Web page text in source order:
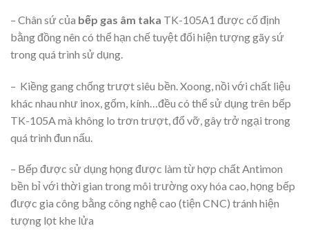
– Chân sứ của bếp gas âm taka TK-105A1 được cố định
bằng đồng nên có thể hạn chế tuyệt đối hiện tượng gãy sứ
trong quá trình sử dụng.
– Kiềng gang chống trượt siêu bền. Xoong, nồi với chất liệu
khác nhau như inox, gốm, kính…đều có thể sử dụng trên bếp
TK-105A mà không lo trơn trượt, đổ vỡ, gây trở ngại trong
quá trình đun nấu.
– Bếp được sử dụng họng được làm từ hợp chất Antimon
bền bỉ với thời gian trong môi trường oxy hóa cao, họng bếp
được gia công bằng công nghệ cao (tiện CNC) tránh hiện
tượng lọt khe lửa